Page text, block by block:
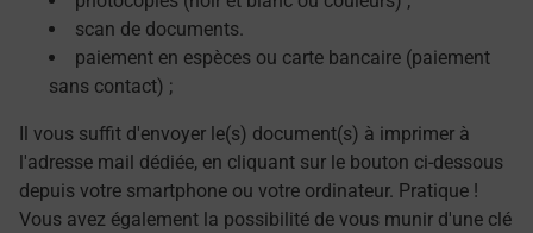
scan de documents.
paiement en espèces ou carte bancaire (paiement
sans contact) ;
Il vous suffit d'envoyer le(s) document(s) à imprimer à
l'adresse mail dédiée, en cliquant sur le bouton ci-dessous
depuis votre smartphone ou votre ordinateur. Pratique !
Vous avez également la possibilité de vous munir d'une clé